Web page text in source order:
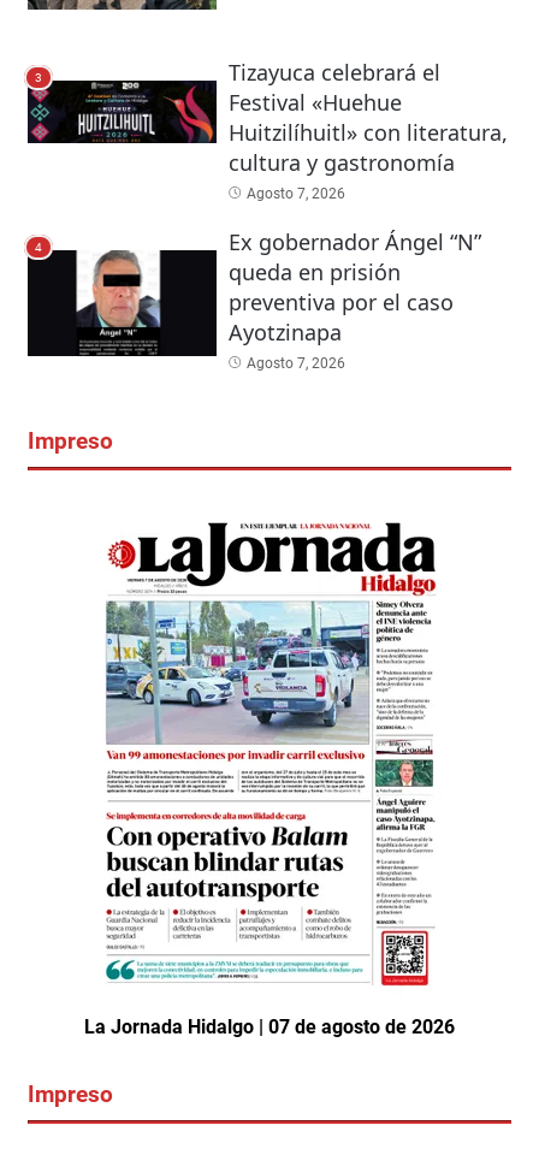
3
Tizayuca celebrará el
Festival «Huehue
Huitzilíhuitl» con literatura,
cultura y gastronomía
Agosto 7, 2026
4
Ex gobernador Ángel “N”
queda en prisión
preventiva por el caso
Ayotzinapa
Agosto 7, 2026
Impreso
La Jornada Hidalgo | 07 de agosto de 2026
Impreso